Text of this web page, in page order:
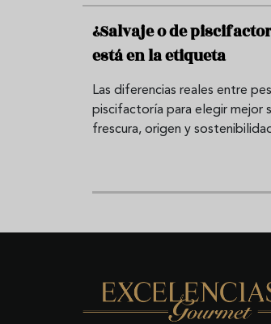
¿Salvaje o de
está en la etiqueta
Las diferencias reales entre
piscifactoría para elegir mejor
frescura, origen y